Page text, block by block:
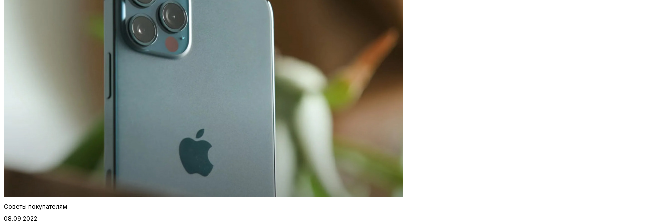
Советы покупателям —
08.09.2022